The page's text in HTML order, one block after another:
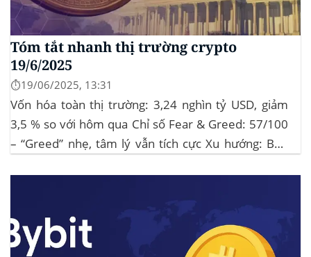
Tóm tắt nhanh thị trường crypto
19/6/2025
⏱️19/06/2025, 13:31
Vốn hóa toàn thị trường: 3,24 nghìn tỷ USD, giảm
3,5 % so với hôm qua Chỉ số Fear & Greed: 57/100
– “Greed” nhẹ, tâm lý vẫn tích cực Xu hướng: BTC